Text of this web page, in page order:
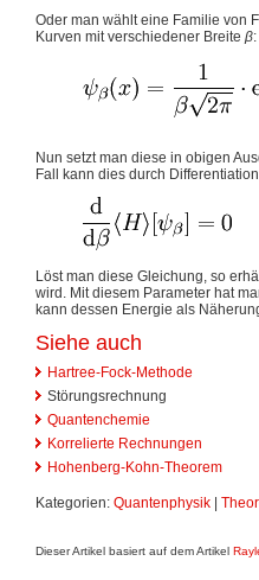
Oder man wählt eine Familie von
Kurven mit verschiedener Breite β:
Nun setzt man diese in obigen
Fall kann dies durch
Löst man diese Gleichung, so
wird. Mit diesem Parameter hat
kann dessen Energie als
Siehe auch
Hartree-Fock-Methode
Störungsrechnung
Quantenchemie
Korrelierte Rechnungen
Hohenberg-Kohn-Theorem
Kategorien: Quantenphysik
Dieser Artikel basiert auf dem Artikel